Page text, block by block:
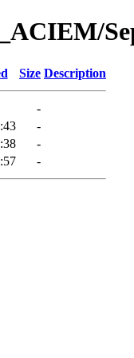
Size Description
-
-
-
-